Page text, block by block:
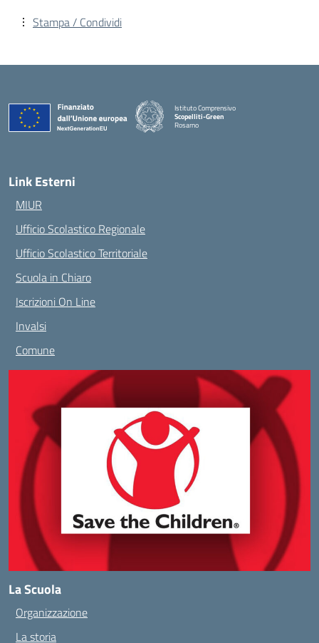
Stampa / Condividi
Istituto Comprensivo
Scopelliti-Green
Rosarno
Link Esterni
MIUR
Ufficio Scolastico Regionale
Ufficio Scolastico Territoriale
Scuola in Chiaro
Iscrizioni On Line
Invalsi
Comune
La Scuola
Organizzazione
La storia